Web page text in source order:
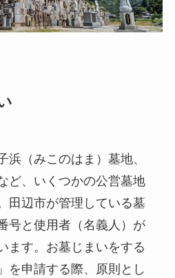
（みこのはま）墓地、
ど、いくつかの公営墓地
田辺市が管理している墓
号と使用者（名義人）が
ます。お墓じまいをする
を申請する際、原則とし